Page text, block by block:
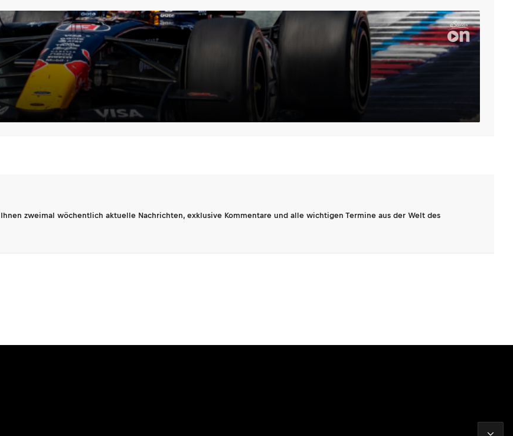
zweimal wöchentlich aktuelle Nachrichten, exklusive Kommentare und alle wichtigen Termine aus der Welt des